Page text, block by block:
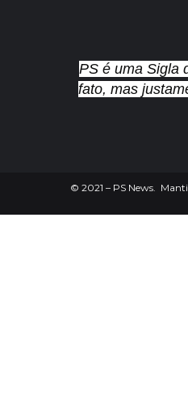
PS é uma Sigla
fato, mas
© 2021 – PS News.